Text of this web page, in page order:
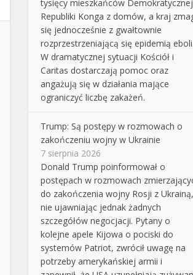
tysięcy mieszkańców Demokratycznej
Republiki Konga z domów, a kraj
się jednocześnie z gwałtownie
rozprzestrzeniającą się epidemią eboli.
W dramatycznej sytuacji Kościół i
Caritas dostarczają pomoc oraz
angażują się w działania mające
ograniczyć liczbę zakażeń.
Trump: Są postępy w rozmowach o
zakończeniu wojny w Ukrainie
7 sierpnia 2026
Donald Trump poinformował o
postępach w rozmowach
do zakończenia wojny Rosji z Ukrainą,
nie ujawniając jednak żadnych
szczegółów negocjacji. Pytany o
kolejne apele Kijowa o pociski do
systemów Patriot, zwrócił uwagę na
potrzeby amerykańskiej armii i